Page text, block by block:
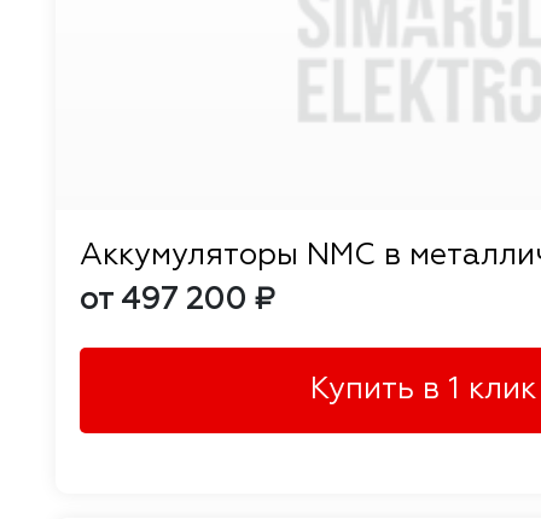
Аккумуляторы NMC в
от 497 200 ₽
Купить в 1 клик